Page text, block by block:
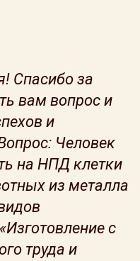
Спасибо за
вам вопрос и
и
Человек
на НПД клетки
из металла
с
труда и